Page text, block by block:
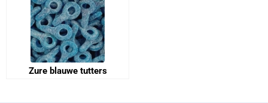
Zure blauwe tutters